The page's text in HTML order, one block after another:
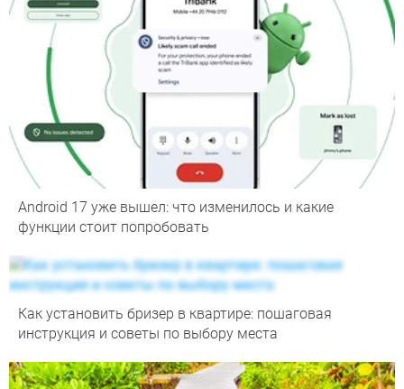
Android 17 уже вышел: что изменилось и какие
функции стоит попробовать
Как установить бризер в квартире: пошаговая
инструкция и советы по выбору места